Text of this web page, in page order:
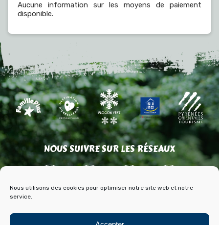
Nous utilisons des cookies pour optimiser notre site web et notre
service.
Aucune information sur les moyens de paiement
disponible.
NOUS SUIVRE SUR LES RÉSEAUX